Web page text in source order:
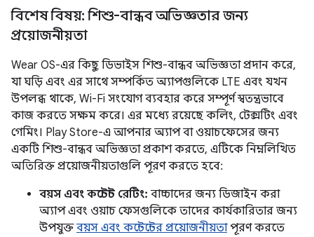
বিশেষ বিষয়: শিশু-বান্ধব অভিজ্ঞতার জন্য
প্রয়োজনীয়তা
Wear OS-এর কিছু ডিভাইস শিশু-বান্ধব অভিজ্ঞতা প্রদান করে,
যা ঘড়ি এবং এর সাথে সম্পর্কিত অ্যাপগুলিকে LTE এবং যখন
উপলব্ধ থাকে, Wi-Fi সংযোগ ব্যবহার করে সম্পূর্ণ স্বতন্ত্রভাবে
কাজ করতে সক্ষম করে। এর মধ্যে রয়েছে কলিং, টেক্সটিং এবং
গেমিং। Play Store-এ আপনার অ্যাপ বা ওয়াচফেসের জন্য
একটি শিশু-বান্ধব অভিজ্ঞতা প্রকাশ করতে, এটিকে নিম্নলিখিত
অতিরিক্ত প্রয়োজনীয়তাগুলি পূরণ করতে হবে:
বয়স এবং কন্টেন্ট রেটিং: বাচ্চাদের জন্য ডিজাইন করা
অ্যাপ এবং ওয়াচ ফেসগুলিকে তাদের কার্যকারিতার জন্য
উপযুক্তবয়স এবং কন্টেন্টের প্রয়োজনীয়তাপূরণ করতে